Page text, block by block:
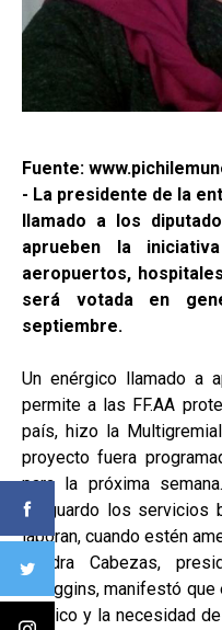
Fuente:
- La presidente de la
llamado a los
aprueben la
aeropuertos,
será votada en
septiembre.
Un enérgico llamado a
permite a las FF.AA
país, hizo la
proyecto fuera
para la próxima
resguardo los servicios
laboran, cuando estén
Sandra Cabezas,
O’Higgins, manifestó
público y la necesidad